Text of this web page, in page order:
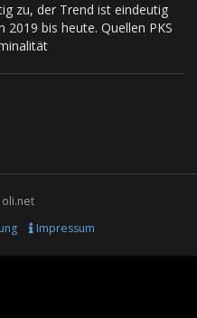
zu, der Trend ist eindeutig
bis heute. Quellen PKS
Impressum